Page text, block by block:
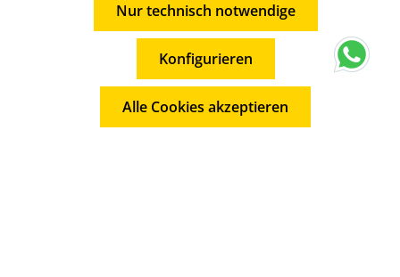
Datenschutzbestimmungenzur
Kenntnis genommen und dieAGBgelesen und bin
mit ihnen einverstanden.
Die mit einem Stern (*) markierten Felder sind
© 2026 Weltmann KFZ-Teile GmbH
* Alle Preise inkl. gesetzl. Mehrwertsteuer zzgl.
und ggf. Nachnahmegebühren, wenn nicht
anders angegeben.
Nur technisch notwendige
Konfigurieren
Alle Cookies akzeptieren